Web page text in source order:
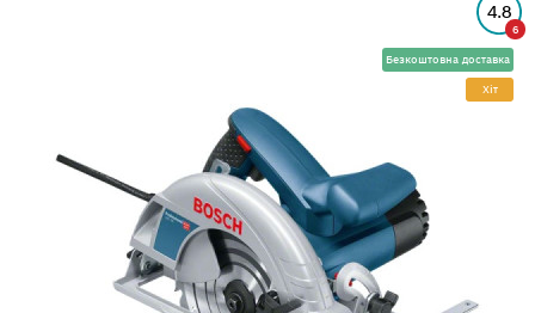
4.8
6
Безкоштовна доставка
Хiт